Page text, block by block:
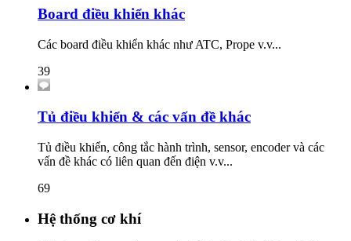
Board điều khiển khác
Các board điều khiển khác như ATC, Prope v.v...
39
Tủ điều khiển & các vấn đề khác
Tủ điều khiển, công tắc hành trình, sensor, encoder và các
vấn đề khác có liên quan đến điện v.v...
69
Hệ thống cơ khí